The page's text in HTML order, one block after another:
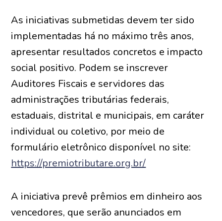
As iniciativas submetidas devem ter sido
implementadas há no máximo três anos,
apresentar resultados concretos e impacto
social positivo. Podem se inscrever
Auditores Fiscais e servidores das
administrações tributárias federais,
estaduais, distrital e municipais, em caráter
individual ou coletivo, por meio de
formulário eletrônico disponível no site:
https://premiotributare.org.br/
A iniciativa prevê prêmios em dinheiro aos
vencedores, que serão anunciados em